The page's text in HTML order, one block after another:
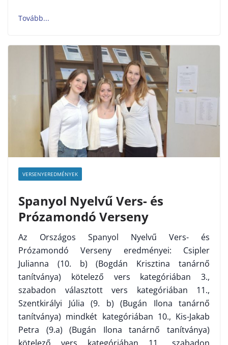
VERSENYEREDMÉNYEK
Spanyol Nyelvű Vers- és
Prózamondó Verseny
Az Országos Spanyol Nyelvű Vers- és
Prózamondó Verseny eredményei: Csipler
Julianna (10. b) (Bogdán Krisztina tanárnő
tanítványa) kötelező vers kategóriában 3.,
szabadon választott vers kategóriában 11.,
Szentkirályi Júlia (9. b) (Bugán Ilona tanárnő
tanítványa) mindkét kategóriában 10., Kis-Jakab
Petra (9.a) (Bugán Ilona tanárnő tanítványa)
kötelező vers kategóriában 11., szabadon